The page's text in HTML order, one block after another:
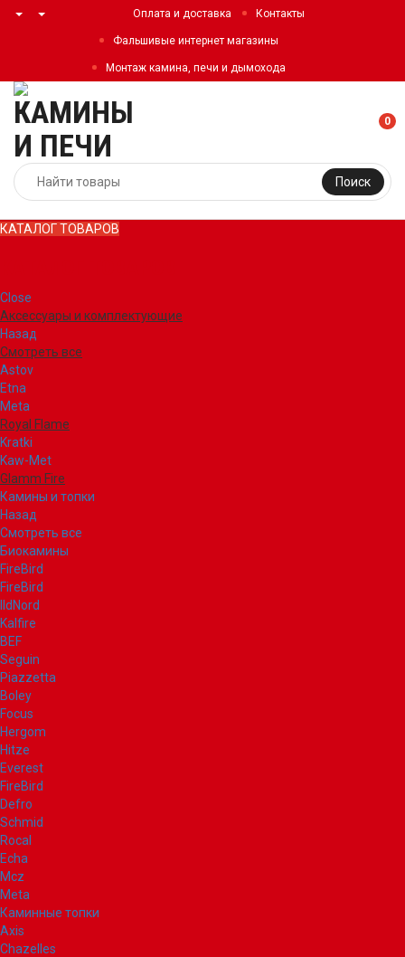
Оплата и доставка Контакты
Фальшивые интернет магазины
Монтаж камина, печи и дымохода
Поиск
0
КАТАЛОГ ТОВАРОВ
Close
Аксессуары и комплектующие
Назад
Смотреть все
Astov
Etna
Meta
Royal Flame
Kratki
Kaw-Met
Glamm Fire
Камины и топки
Назад
Смотреть все
Биокамины
FireBird
FireBird
IldNord
Kalfire
BEF
Seguin
Piazzetta
Boley
Focus
Hergom
Hitze
Everest
FireBird
Defro
Schmid
Rocal
Echa
Mcz
Meta
Каминные топки
Axis
Chazelles